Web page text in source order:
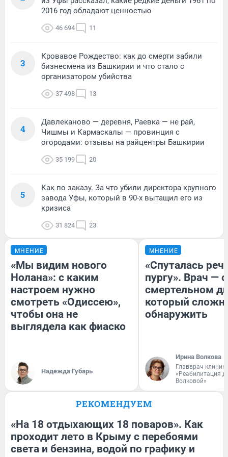
2016 год обладают ценностью
46 694 11
3
Кровавое Рождество: как до смерти забили
бизнесмена из Башкирии и что стало с
организатором убийства
37 498 13
4
Давлеканово — деревня, Раевка — не рай,
Чишмы и Кармаскалы — провинция с
огородами: отзывы на райцентры Башкирии
35 199 20
5
Как по заказу. За что убили директора крупного
завода Уфы, который в 90-х вытащил его из
кризиса
31 824 23
МНЕНИЕ
«Мы видим нового
Нолана»: с каким
настроем нужно
смотреть «Одиссею»,
чтобы она не
выглядела как фиаско
Надежда Губарь
МНЕНИЕ
«Спуталась
пургу». Врач — о
смертельном
который
обнаружить
Ирина Волкова
Главврач
«Реабилитация
Волковой»
РЕКОМЕНДУЕМ
«На 18 отдыхающих 18 поваров». Как
проходит лето в Крыму с перебоями
света и бензина, водой по графику и